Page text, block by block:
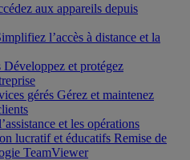
aux appareils depuis
l’accès à distance et la
Développez et protégez
gérés Gérez et maintenez
et les opérations
lucratif et éducatifs Remise de
TeamViewer